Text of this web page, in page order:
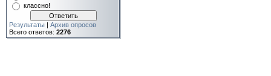
классно!
Результаты | Архив опросов
Всего ответов: 2276